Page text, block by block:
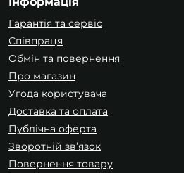
Гарантія та сервіс
Співпраця
Обмін та повернення
Про магазин
Угода користувача
Доставка та оплата
Публічна оферта
Зворотній зв’язок
Повернення товару